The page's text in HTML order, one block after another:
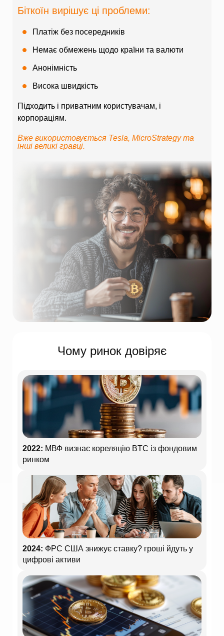
Біткоїн вирішує ці проблеми:
Платіж без посередників
Немає обмежень щодо країни та валюти
Анонімність
Висока швидкість
Підходить і приватним користувачам, і
корпораціям.
Вже використовується Tesla, MicroStrategy та
інші великі гравці.
Чому ринок довіряє
2022: МВФ визнає кореляцію BTC із фондовим
ринком
2024: ФРС США знижує ставку? гроші йдуть у
цифрові активи